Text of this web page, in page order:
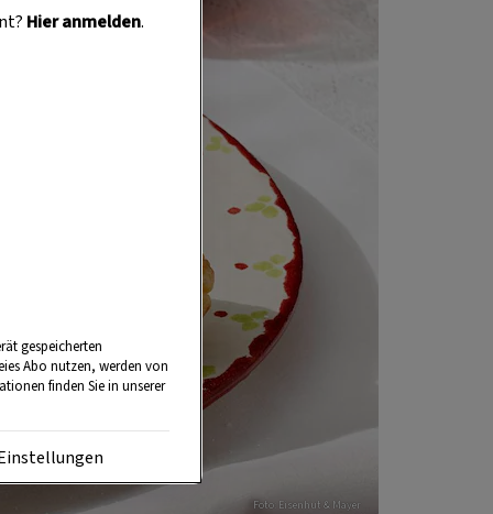
Foto: Eisenhut & Mayer
Hier anmelden.
gespeicherten
Abo nutzen, werden von
finden Sie in unserer